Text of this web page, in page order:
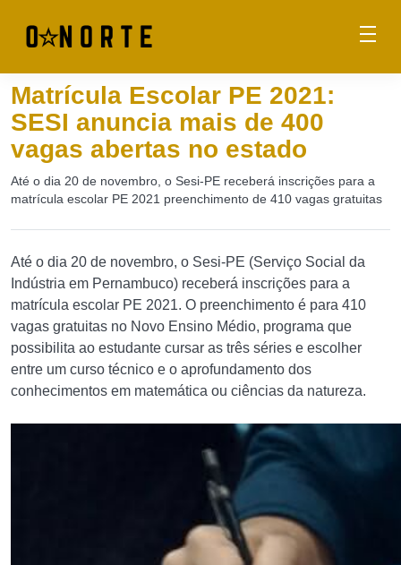
Matrícula Escolar PE 2021:
SESI anuncia mais de 400
vagas abertas no estado
Até o dia 20 de novembro, o Sesi-PE receberá inscrições para a
matrícula escolar PE 2021 preenchimento de 410 vagas gratuitas
Até o dia 20 de novembro, o Sesi-PE (Serviço Social da
Indústria em Pernambuco) receberá inscrições para a
matrícula escolar PE 2021. O preenchimento é para 410
vagas gratuitas no Novo Ensino Médio, programa que
possibilita ao estudante cursar as três séries e escolher
entre um curso técnico e o aprofundamento dos
conhecimentos em matemática ou ciências da natureza.